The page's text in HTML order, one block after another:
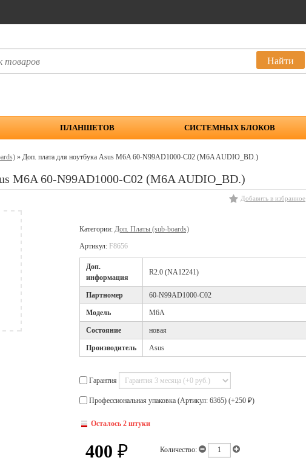
ПЛАНШЕТОВ СИСТЕМНЫХ БЛОКОВ
» Доп. плата для ноутбука Asus M6A 60-N99AD1000-C02 (M6A AUDIO_BD.)
M6A 60-N99AD1000-C02 (M6A AUDIO_BD.)
Добавить в избранное
Категории: Доп. Платы (sub-boards)
Артикул: F8656
Доп.
информация
R2.0 (NA12241)
Партномер 60-N99AD1000-C02
Модель M6A
Cостояние новая
Производитель Asus
Гарантия
Профессиональная упаковка (Артикул: 6365) (+250 ₽)
Осталось 2 штуки
400 ₽ Количество: